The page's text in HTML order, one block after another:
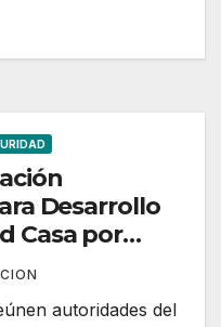
Desarrollo
Casa por
autoridades del